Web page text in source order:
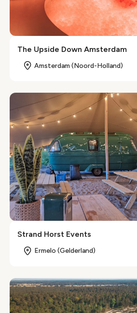
The Upside Down Amsterdam
Amsterdam (Noord-Holland)
Strand Horst Events
Ermelo (Gelderland)